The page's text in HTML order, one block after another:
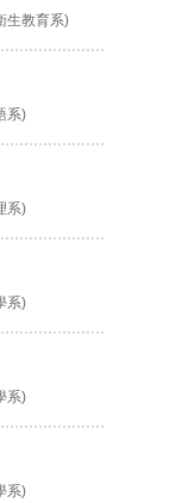
生教育系)
系)
系)
系)
系)
系)